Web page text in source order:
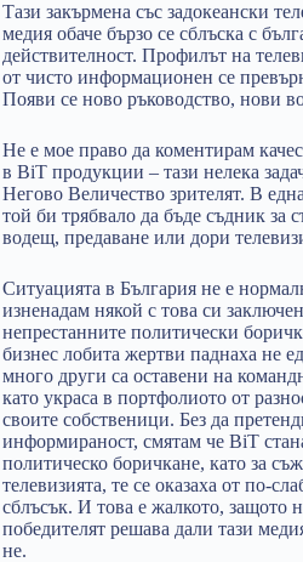
Тази закърмена със задокеански
медия обаче бързо се сблъска с
действителност. Профилът на
от чисто информационен се
Появи се ново ръководство, нови
Не е мое право да коментирам
в BiT продукции – тази нелека
Негово Величество зрителят. В
той би трябвало да бъде съдник за
водещ, предаване или дори
Ситуацията в България не е
изненадам някой с това си
непрестанните политически
бизнес лобита жертви паднаха не
много други са оставени на
като украса в портфолиото от
своите собственици. Без да
информираност, смятам че BiT
политическо боричкане, като за
телевизията, те се оказаха от по-
сблъсък. И това е жалкото, защото
победителят решава дали тази
не.